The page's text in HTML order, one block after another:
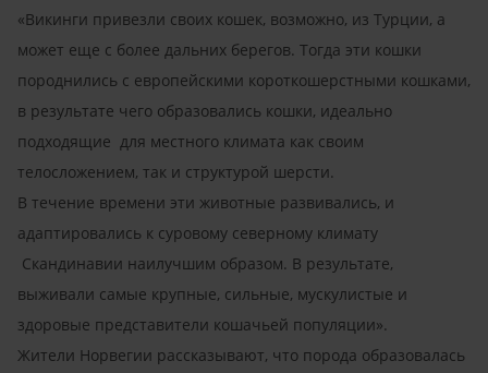
«Викинги привезли своих кошек, возможно, из Турции, а
может еще с более дальних берегов. Тогда эти кошки
породнились с европейскими короткошерстными кошками,
в результате чего образовались кошки, идеально
подходящие для местного климата как своим
телосложением, так и структурой шерсти.
В течение времени эти животные развивались, и
адаптировались к суровому северному климату
Скандинавии наилучшим образом. В результате,
выживали самые крупные, сильные, мускулистые и
здоровые представители кошачьей популяции».
Жители Норвегии рассказывают, что порода образовалась